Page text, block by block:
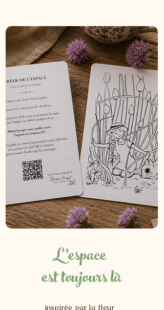
L'espace
est toujours là
​inspirée par la fleur